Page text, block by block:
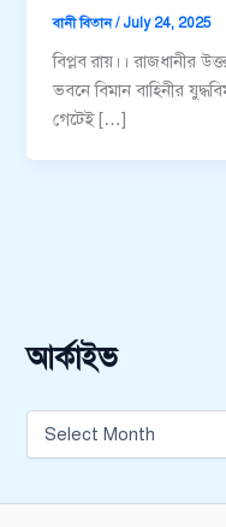
বানী বিতান/ July 24, 2025
বিপ্লব রায়।। রাজধানীর
ভবনে বিমান বাহিনীর
গেটেই […]
আর্কাইভ